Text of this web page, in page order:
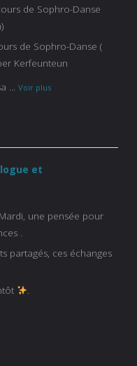
de Sophro-Danse
de Sophro-Danse (
Kerfeunteun
... Voir plus
et
une pensée pour
.
partagés, ces échanges
.